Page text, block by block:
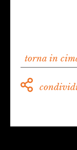
torna in